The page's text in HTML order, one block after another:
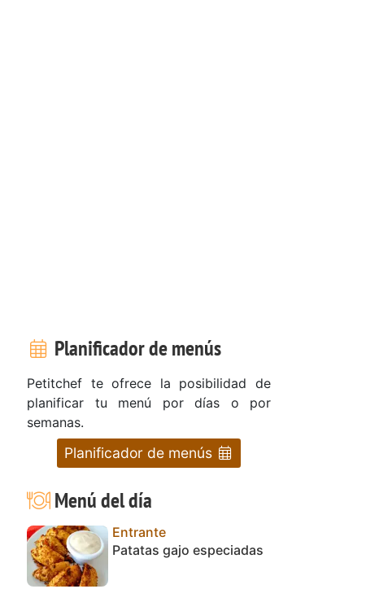
Planificador de menús
Petitchef te ofrece la posibilidad de
planificar tu menú por días o por
semanas.
Planificador de menús
Menú del día
Entrante
Patatas gajo especiadas